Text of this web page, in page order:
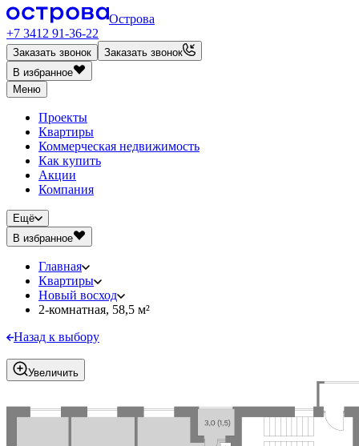
Острова
+7 3412 91-36-22
Заказать звонок
Заказать звонок
В избранное
Меню
Проекты
Квартиры
Коммерческая недвижимость
Как купить
Акции
Компания
Ещё
В избранное
Главная
Квартиры
Новый восход
2-комнатная, 58,5 м²
Назад к выбору
Увеличить